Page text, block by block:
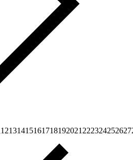
12131415161718192021 222324252627